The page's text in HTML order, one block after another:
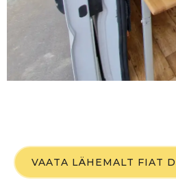
VAATA LÄHEMALT FIAT